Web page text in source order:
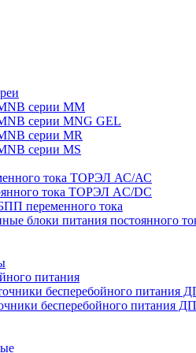
серии MM
серии MNG GEL
серии MR
серии MS
тока ТОРЭЛ АС/АС
тока ТОРЭЛ AC/DC
переменного тока
блоки питания постоянного
питания
бесперебойного питания
бесперебойного питания